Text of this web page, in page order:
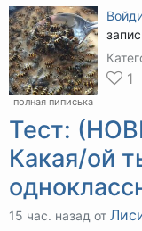
полная пиписька
1
Тест:
Какая/ой
15 час. назад от